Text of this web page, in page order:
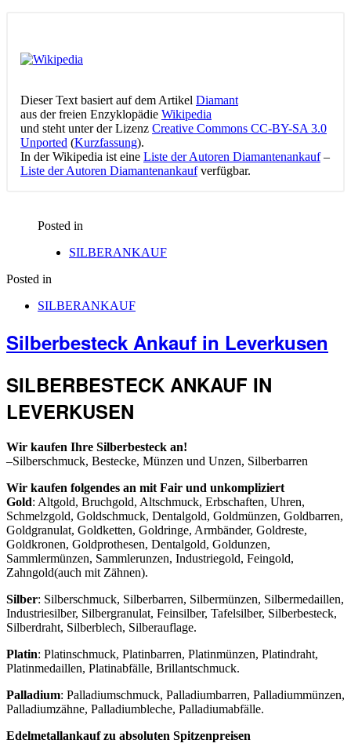
Dieser Text basiert auf dem Artikel Diamant
aus der freien Enzyklopädie Wikipedia
und steht unter der Lizenz Creative Commons CC-BY-SA 3.0
Unported (Kurzfassung).
In der Wikipedia ist eine Liste der Autoren Diamantenankauf–
Liste der Autoren Diamantenankaufverfügbar.
Posted in
SILBERANKAUF
Posted in
SILBERANKAUF
Silberbesteck Ankauf in Leverkusen
SILBERBESTECK ANKAUF IN
LEVERKUSEN
Wir kaufen Ihre Silberbesteck an!
–Silberschmuck, Bestecke, Münzen und Unzen, Silberbarren
Wir kaufen folgendes an mit Fair und unkompliziert
Gold: Altgold, Bruchgold, Altschmuck, Erbschaften, Uhren,
Schmelzgold, Goldschmuck, Dentalgold, Goldmünzen, Goldbarren,
Goldgranulat, Goldketten, Goldringe, Armbänder, Goldreste,
Goldkronen, Goldprothesen, Dentalgold, Goldunzen,
Sammlermünzen, Sammlerunzen, Industriegold, Feingold,
Zahngold(auch mit Zähnen).
Silber: Silberschmuck, Silberbarren, Silbermünzen, Silbermedaillen,
Industriesilber, Silbergranulat, Feinsilber, Tafelsilber, Silberbesteck,
Silberdraht, Silberblech, Silberauflage.
Platin: Platinschmuck, Platinbarren, Platinmünzen, Platindraht,
Platinmedaillen, Platinabfälle, Brillantschmuck.
Palladium: Palladiumschmuck, Palladiumbarren, Palladiummünzen,
Palladiumzähne, Palladiumbleche, Palladiumabfälle.
Edelmetallankauf zu absoluten Spitzenpreisen